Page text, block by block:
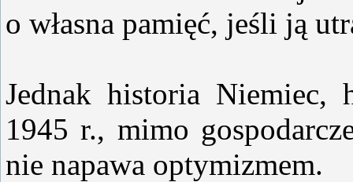
o własna pamięć, jeśli ją
Jednak historia Niemiec,
1945 r., mimo
nie napawa optymizmem.